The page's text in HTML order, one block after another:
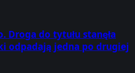
Droga do tytułu stanęła
odpadają jedna po drugiej